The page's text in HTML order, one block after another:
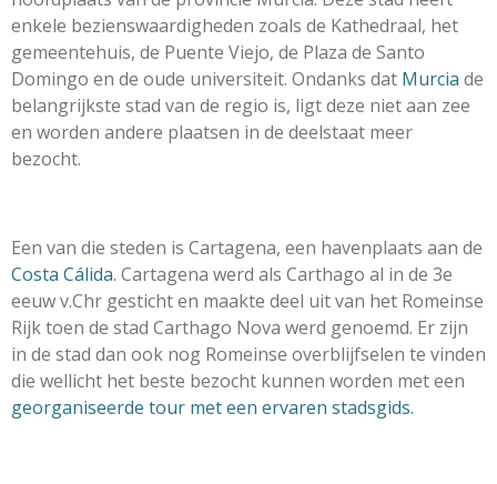
enkele bezienswaardigheden zoals de Kathedraal, het
gemeentehuis, de Puente Viejo, de Plaza de Santo
Domingo en de oude universiteit. Ondanks dat Murcia de
belangrijkste stad van de regio is, ligt deze niet aan zee
en worden andere plaatsen in de deelstaat meer
bezocht.
Een van die steden is Cartagena, een havenplaats aan de
Costa Cálida. Cartagena werd als Carthago al in de 3e
eeuw v.Chr gesticht en maakte deel uit van het Romeinse
Rijk toen de stad Carthago Nova werd genoemd. Er zijn
in de stad dan ook nog Romeinse overblijfselen te vinden
die wellicht het beste bezocht kunnen worden met een
georganiseerde tour met een ervaren stadsgids.